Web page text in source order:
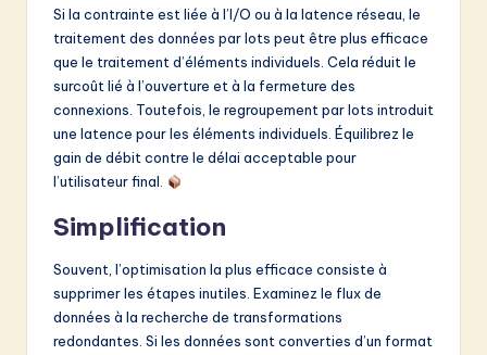
Si la contrainte est liée à l’I/O ou à la latence réseau, le
traitement des données par lots peut être plus efficace
que le traitement d’éléments individuels. Cela réduit le
surcoût lié à l’ouverture et à la fermeture des
connexions. Toutefois, le regroupement par lots introduit
une latence pour les éléments individuels. Équilibrez le
gain de débit contre le délai acceptable pour
l’utilisateur final.
Simplification
Souvent, l’optimisation la plus efficace consiste à
supprimer les étapes inutiles. Examinez le flux de
données à la recherche de transformations
redondantes. Si les données sont converties d’un format